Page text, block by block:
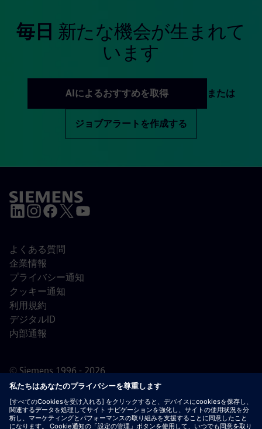
毎日 新たな機会が生まれて
います
AIによるおすすめを取得 または
ジョブアラートを作成する
© Siemens 1996 - 2026
よくある質問
企業情報
プライバシー通知
クッキー通知
利用規約
デジタルID
内部通報
重要なお知らせ：採用をご希望の皆様へ：シーメンスで